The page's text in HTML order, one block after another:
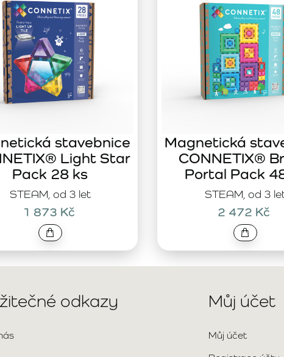
STEAM, od 3 let
stavebnice
Light Star
Pack 28 ks
1 873 Kč
STEAM, od 3
Magnetická
CONNETIX®
Portal Pack
2 472 Kč
odkazy Můj účet
Můj účet